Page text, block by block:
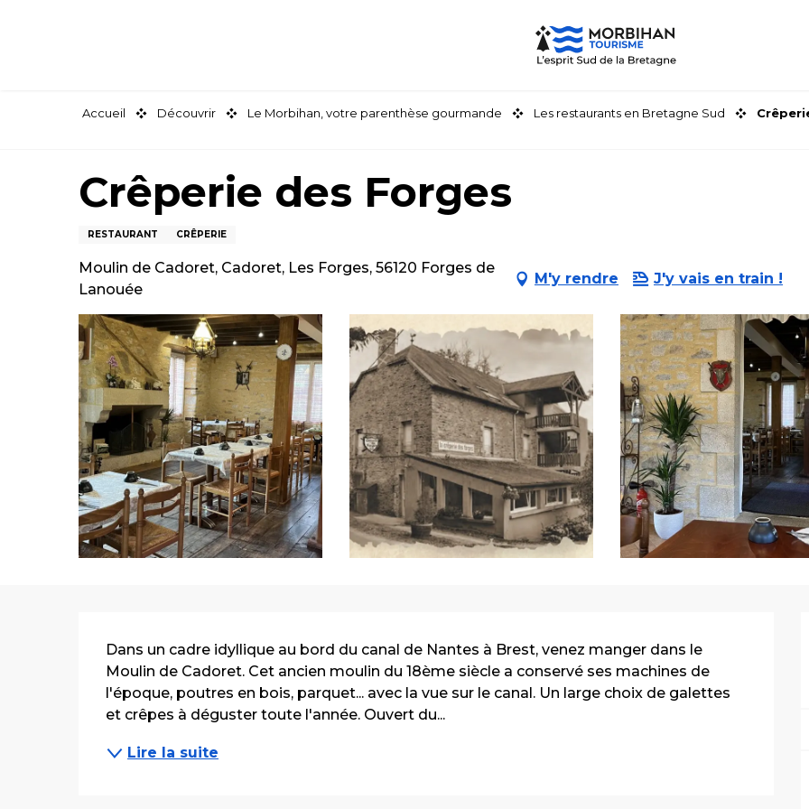
Accueil Découvrir Le Morbihan, votre parenthèse gourmande Les restaurants en Bretagne Sud
Crêperie des Forges
RESTAURANT CRÊPERIE
Moulin de Cadoret, Cadoret, Les Forges, 56120 Forges de
Lanouée
M'y rendre J'y vais en train !
Description
Dans un cadre idyllique au bord du canal de Nantes à Brest, venez manger dans le
Moulin de Cadoret. Cet ancien moulin du 18ème siècle a conservé ses machines de
l'époque, poutres en bois, parquet... avec la vue sur le canal. Un large choix de galettes
et crêpes à déguster toute l'année. Ouvert du...
Lire la suite